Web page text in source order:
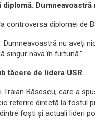
Dumneavoastră
controversa diplomei de
nu aveți
singur nava în furtună.”
tăcere de lidera USR
Băsescu, care a
referire directă la fostul
foști și actuali lideri